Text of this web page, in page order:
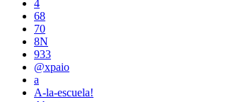
4
68
70
8N
933
@xpaio
a
A-la-escuela!